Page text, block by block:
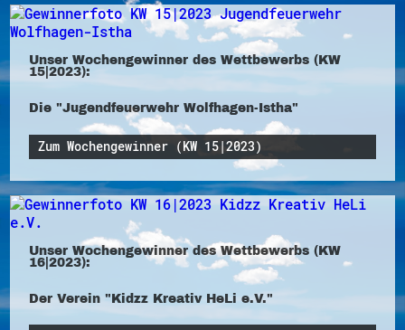
Unser Wochengewinner des Wettbewerbs (KW
15|2023):
Die "Jugendfeuerwehr Wolfhagen-Istha"
Zum Wochengewinner (KW 15|2023)
Unser Wochengewinner des Wettbewerbs (KW
16|2023):
Der Verein "Kidzz Kreativ HeLi e.V."